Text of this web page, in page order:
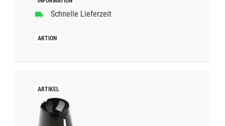
Schnelle Lieferzeit